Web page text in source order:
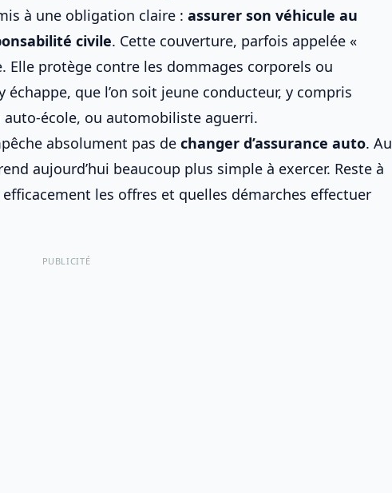
à une obligation claire : assurer son véhicule au
civile. Cette couverture, parfois appelée «
Elle protège contre les dommages corporels ou
échappe, que l’on soit jeune conducteur, y compris
, ou automobiliste aguerri.
absolument pas de changer d’assurance auto. Au
aujourd’hui beaucoup plus simple à exercer. Reste à
les offres et quelles démarches effectuer
PUBLICITÉ